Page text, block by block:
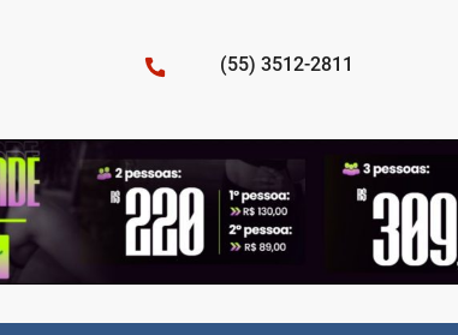
(55) 3512-2811